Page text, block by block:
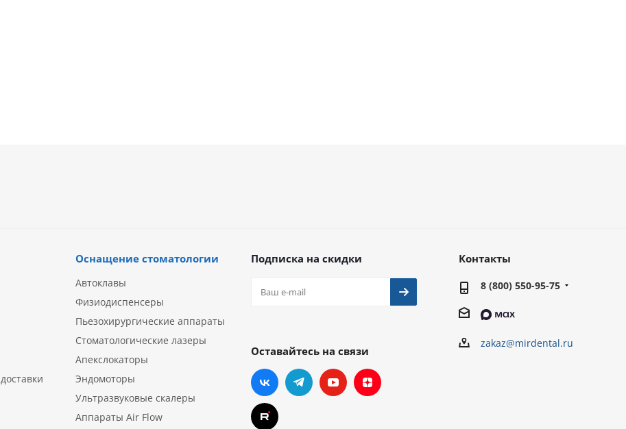
Оснащение стоматологии
Автоклавы
Физиодиспенсеры
Пьезохирургические аппараты
Стоматологические лазеры
Апекслокаторы
Эндомоторы
Ультразвуковые скалеры
Аппараты Air Flow
Подписка на скидки
Оставайтесь на связи
Контакты
8 (800) 550-95-75
zakaz@mirdental.ru